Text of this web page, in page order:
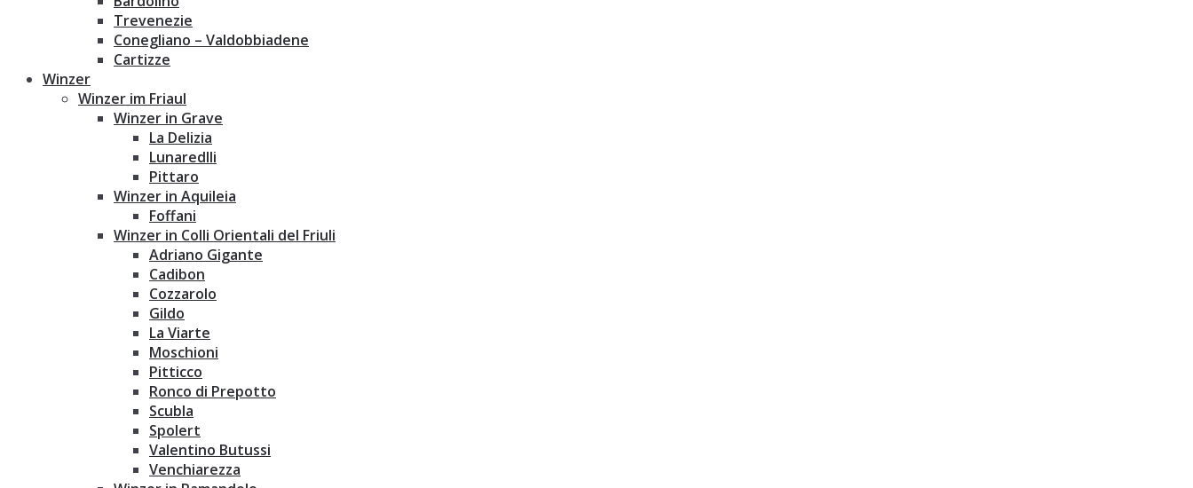
Trevenezie
Conegliano – Valdobbiadene
Cartizze
Winzer
Winzer im Friaul
Winzer in Grave
La Delizia
Lunaredlli
Pittaro
Winzer in Aquileia
Foffani
Winzer in Colli Orientali del Friuli
Adriano Gigante
Cadibon
Cozzarolo
Gildo
La Viarte
Moschioni
Pitticco
Ronco di Prepotto
Scubla
Spolert
Valentino Butussi
Venchiarezza